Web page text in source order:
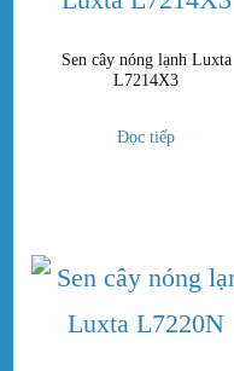
Sen cây nóng lạnh Luxta
L7214X3
Đọc tiếp